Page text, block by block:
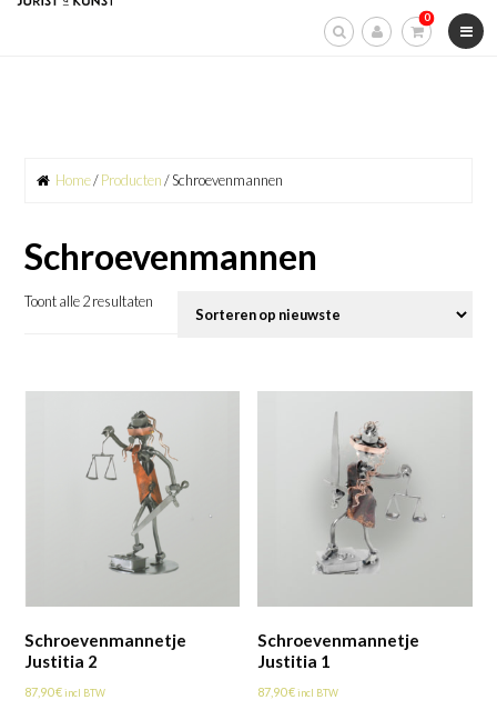
Skip
0
Home/Producten/ Schroevenmannen
Schroevenmannen
Toont alle 2 resultaten
Schroevenmannetje
Justitia 2
87,90€incl BTW
Schroevenmannetje
Justitia 1
87,90€incl BTW